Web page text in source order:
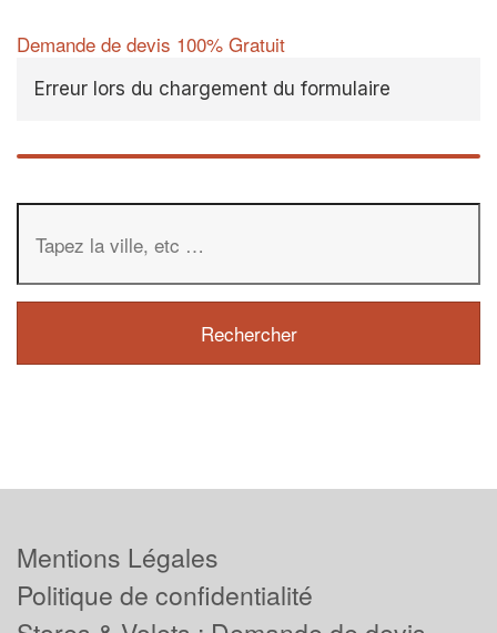
Demande de devis 100% Gratuit
Erreur lors du chargement du formulaire
Mentions Légales
Politique de confidentialité